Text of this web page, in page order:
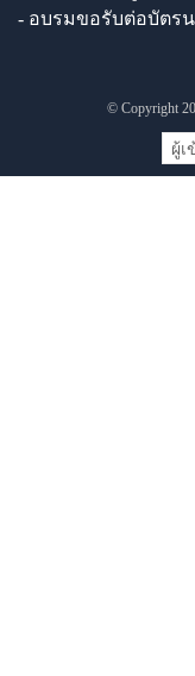
- อบรมขอรับต่อบัตร
© Copyright
ผู้